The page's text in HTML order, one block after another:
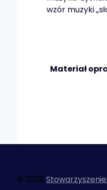
wzór muzyki
Materiał
© 2026